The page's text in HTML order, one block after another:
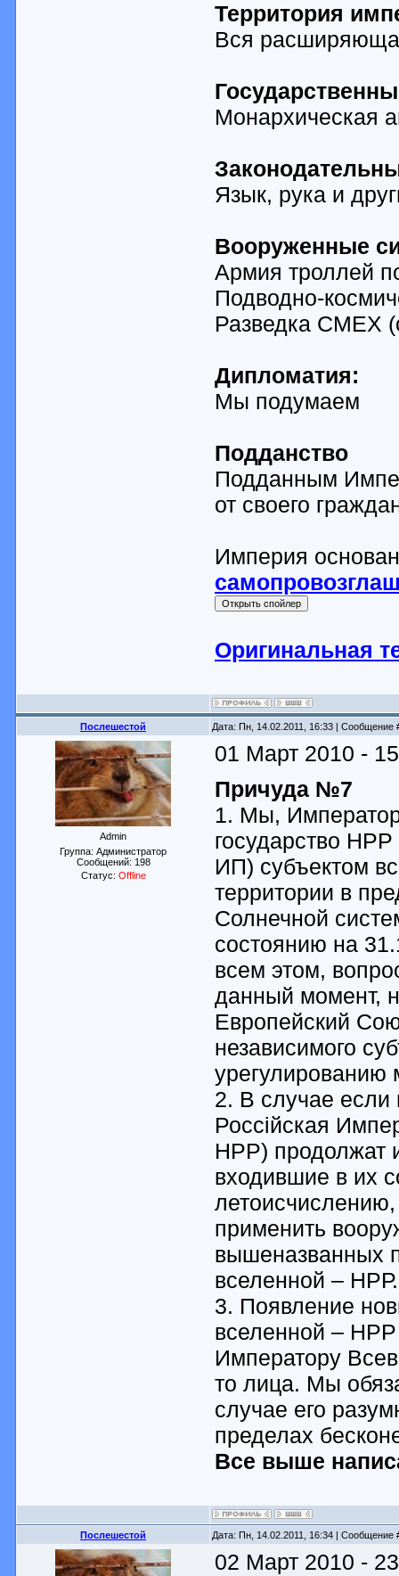
Территория
Вся
Монархическая
Язык, рука и
Вооруженные
Армия троллей
Подводно-
Разведка СМЕХ
Дипломатия:
Мы подумаем
Подданство
Подданным
от своего
Империя
Оригинальная
Послешестой Дата: Пн, 14.02.2011, 16:33 | Сообщение
Admin
Группа: Администратор
Сообщений: 198
Статус: Offline
01 Март 2010 -
Причуда №7
1. Мы,
государство
ИП) субъектом
территории в
Солнечной
состоянию на
всем этом,
данный момент,
Европейский
независимого
2. В случае если
Россiйская
НРР) продолжат
входившие в их
применить
вышеназванных
вселенной – НРР.
3. Появление
вселенной –
Императору
то лица. Мы
случае его
пределах
Все выше
Послешестой Дата: Пн, 14.02.2011, 16:34 | Сообщение
02 Март 2010 -